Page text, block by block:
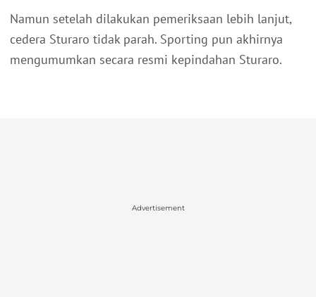
Namun setelah dilakukan pemeriksaan lebih lanjut,
cedera Sturaro tidak parah. Sporting pun akhirnya
mengumumkan secara resmi kepindahan Sturaro.
Advertisement